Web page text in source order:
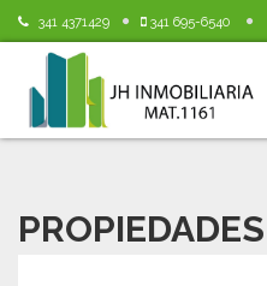
341 4371429 341 695-6540
PROPIEDADES